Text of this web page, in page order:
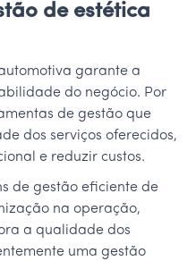
de estética
garante a
do negócio. Por
de gestão que
dos serviços oferecidos,
e reduzir custos.
de gestão eficiente de
na operação,
a qualidade dos
uma gestão